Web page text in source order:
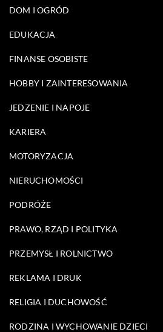
DOM I OGRÓD
EDUKACJA
FINANSE OSOBISTE
HOBBY I ZAINTERESOWANIA
JEDZENIE I NAPOJE
KARIERA
MOTORYZACJA
NIERUCHOMOŚCI
PODRÓŻE
PRAWO, RZĄD I POLITYKA
PRZEMYSŁ I ROLNICTWO
REKLAMA I DRUK
RELIGIA I DUCHOWOŚĆ
RODZINA I WYCHOWANIE DZIECI